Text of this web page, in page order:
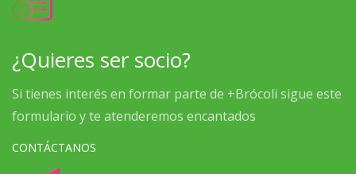
¿Quieres ser socio?
Si tienes interés en formar parte de +Brócoli sigue este
formulario y te atenderemos encantados
CONTÁCTANOS